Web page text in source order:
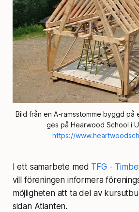
Bild från en A-ramsstomme byggd på
https://
I ett samarbete med TFG -
vill föreningen informera
möjligheten att ta del av
sidan Atlanten.